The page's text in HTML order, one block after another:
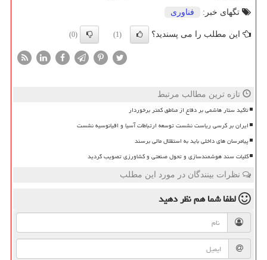
تگهای خبر:
فناوری
این مطلب را می پسندید؟ (1)
(0)
تازه ترین مطالب مرتبط
تاکید ستار هاشمی بر دفاع از مناطق کمتر برخوردار
ایران بر کرسی ریاست نشست توسعه ارتباطات آسیا و اقیانوسیه نشست
پیامرسان های داخلی باید به استقلال مالی برسند
کلیات سند هوشمندسازی و تحول صنعتی و کشاورزی تصویب گردید
نظرات بینندگان در مورد این مطلب
لطفا شما همنظر دهید